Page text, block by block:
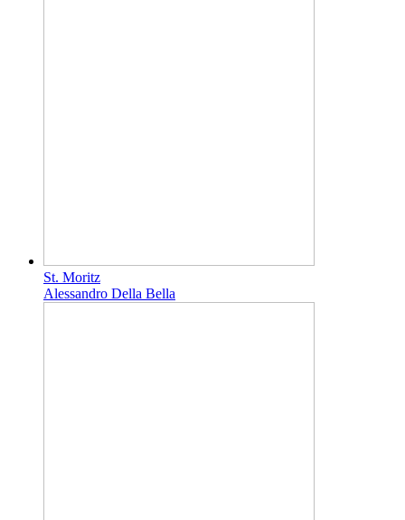
St. Moritz
Alessandro Della Bella